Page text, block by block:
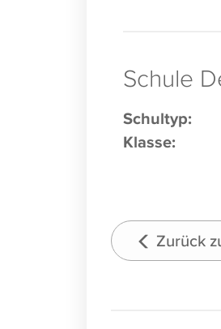
Schule
Schultyp:
Klasse:
Zurück